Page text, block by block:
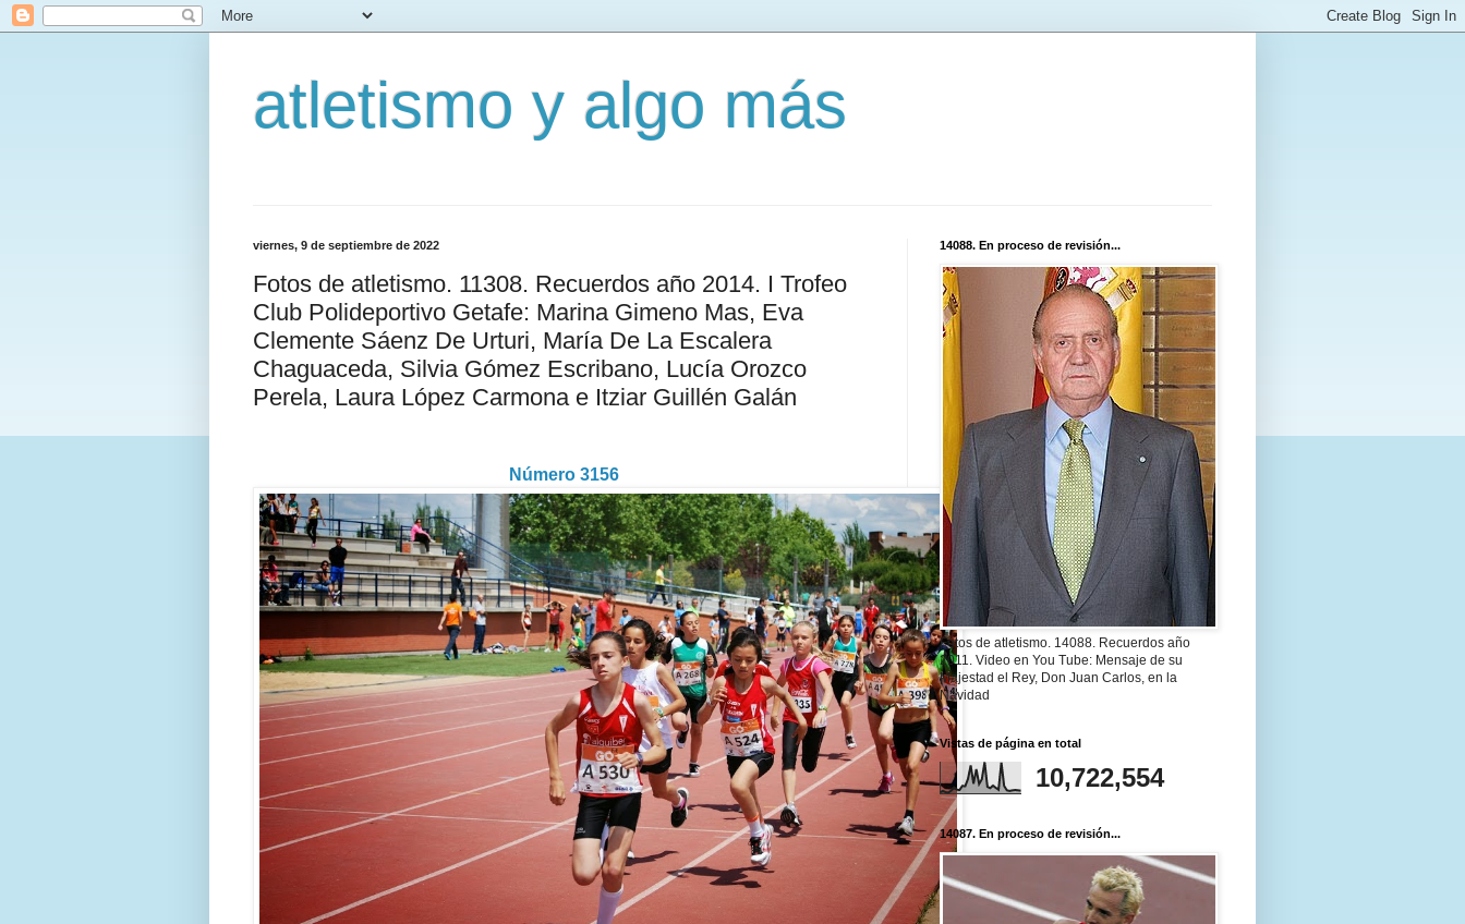
atletismo y algo más
viernes, 9 de septiembre de 2022
Fotos de atletismo. 11308. Recuerdos año 2014. I Trofeo
Club Polideportivo Getafe: Marina Gimeno Mas, Eva
Clemente Sáenz De Urturi, María De La Escalera
Chaguaceda, Silvia Gómez Escribano, Lucía Orozco
Perela, Laura López Carmona e Itziar Guillén Galán
Número 3156
14088. En proceso de revisión...
Fotos de atletismo. 14088. Recuerdos año
2011. Video en You Tube: Mensaje de su
Majestad el Rey, Don Juan Carlos, en la
Navidad
Vistas de página en total
10,722,554
14087. En proceso de revisión...